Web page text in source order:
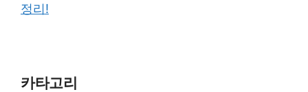
정리!
카타고리